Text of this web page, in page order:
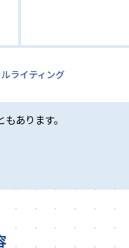
ライティング
あります。